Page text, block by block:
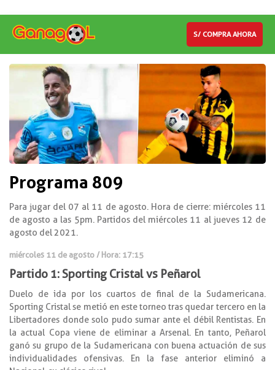
S/ COMPRA AHORA
Programa 809
Para jugar del 07 al 11 de agosto. Hora de cierre: miércoles 11
de agosto a las 5pm. Partidos del miércoles 11 al jueves 12 de
agosto del 2021.
miércoles 11 de agosto / Hora: 17:15
Partido 1: Sporting Cristal vs Peñarol
Duelo de ida por los cuartos de final de la Sudamericana.
Sporting Cristal se metió en este torneo tras quedar tercero en la
Libertadores donde solo pudo sumar ante el débil Rentistas. En
la actual Copa viene de eliminar a Arsenal. En tanto, Peñarol
ganó su grupo de la Sudamericana con buena actuación de sus
individualidades ofensivas. En la fase anterior eliminó a